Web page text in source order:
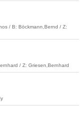
/ B: Böckmann,Bernd / Z:
/ Z: Griesen,Bernhard